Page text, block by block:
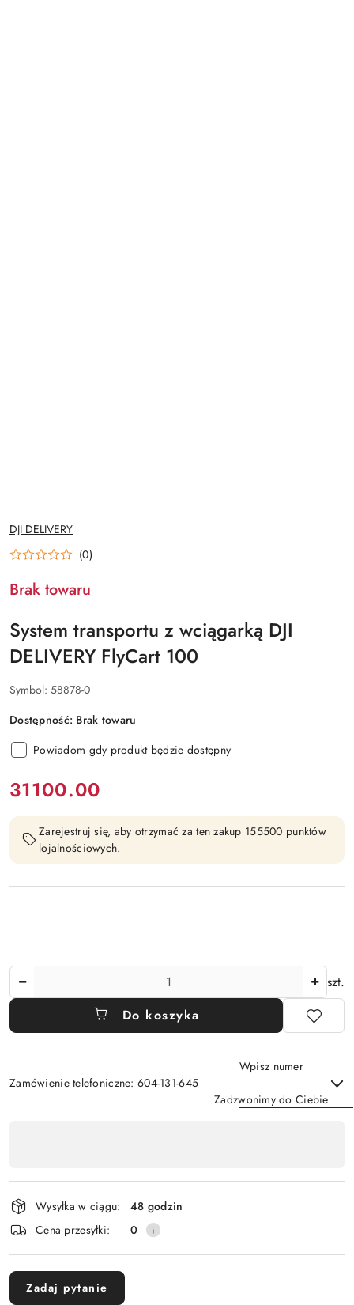
NAZWA
PRODUCENTA:
DJI DELIVERY
(0)
Brak towaru
System transportu z wciągarką DJI
DELIVERY FlyCart 100
Symbol: 58878-0
Dostępność: Brak towaru
Powiadom gdy produkt będzie dostępny
cena:
31100.00
Zarejestruj się, aby otrzymać za ten zakup 155500 punktów
lojalnościowych.
szt.
Do koszyka
Zamówienie telefoniczne: 604-131-645
Wpisz numer
Zadzwonimy do Ciebie
płatność
i
dostawa
Wysyłka w ciągu:
48 godzin
Cena przesyłki:
0
Zadaj pytanie